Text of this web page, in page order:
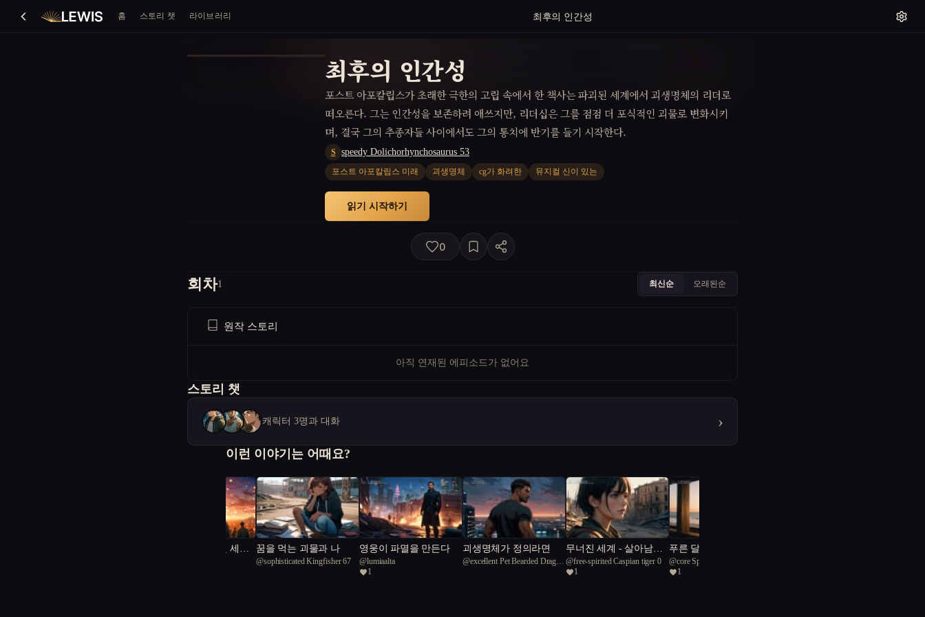
홈 스토리 챗 라이브러리 최후의 인간성
최후의 인간성
포스트 아포칼립스가 초래한 극한의 고립 속에서 한 책사는 파괴된 세계에서 괴생명체의 리더로
떠오른다. 그는 인간성을 보존하려 애쓰지만, 리더십은 그를 점점 더 포식적인 괴물로 변화시키
며, 결국 그의 추종자들 사이에서도 그의 통치에 반기를 들기 시작한다.
S speedy Dolichorhynchosaurus 53
포스트 아포칼립스 미래 괴생명체 cg가 화려한 뮤지컬 신이 있는
읽기 시작하기
0
회차1 최신순 오래된순
원작 스토리
아직 연재된 에피소드가 없어요
스토리 챗
캐릭터 3명과 대화 ›
이런 이야기는 어때요?
종말의 선율: 잿빛 세계
꿈을 먹는 괴물과 나
@sophisticated Kingfisher 67
영웅이 파멸을 만든다
@lumiaalta
1
괴생명체가 정의라면
@excellent Pet Bearded Dragon
무너진 세계 - 살아남은
사람들
@free-spirited Caspian tiger 0
1
푸른 달 아래의 유영
@core Sponges 74
1